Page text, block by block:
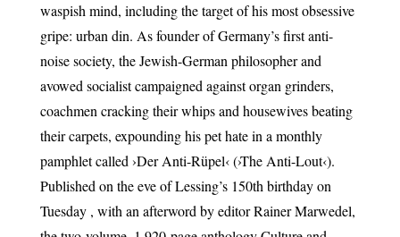
waspish mind, including the target of his most obsessive
gripe: urban din. As founder of Germany’s first anti-
noise society, the Jewish-German philosopher and
avowed socialist campaigned against organ grinders,
coachmen cracking their whips and housewives beating
their carpets, expounding his pet hate in a monthly
pamphlet called ›Der Anti-Rüpel‹ (›The Anti-Lout‹).
Published on the eve of Lessing’s 150th birthday on
Tuesday , with an afterword by editor Rainer Marwedel,